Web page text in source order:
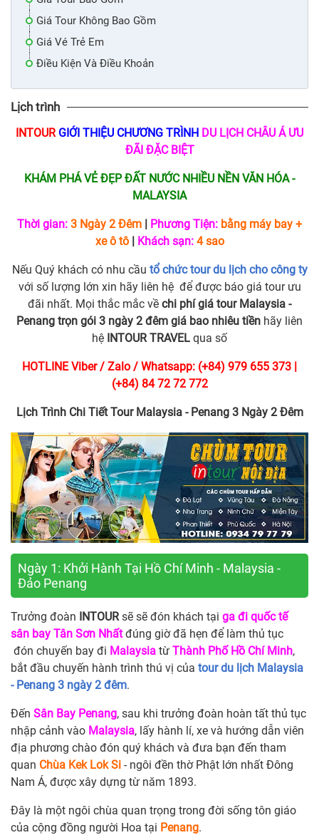
Giá Tour Không Bao Gồm
Giá Vé Trẻ Em
Điều Kiện Và Điều Khoản
Lịch trình
INTOUR GIỚI THIỆU CHƯƠNG TRÌNH DU LỊCH CHÂU Á ƯU
ĐÃI ĐẶC BIỆT
KHÁM PHÁ VẺ ĐẸP ĐẤT NƯỚC NHIỀU NỀN VĂN HÓA -
MALAYSIA
Thời gian: 3 Ngày 2 Đêm Phương Tiện: bằng máy bay +
xe ô tô| Khách sạn: 4 sao
Nếu Quý khách có nhu cầu tổ chức tour du lịch cho công ty
với số lượng lớn xin hãy liên hệ để được báo giá tour ưu
đãi nhất. Mọi thắc mắc về chi phí giá tour Malaysia -
Penang trọn gói 3 ngày 2 đêm giá bao nhiêu tiền hãy liên
hệ INTOUR TRAVEL qua số
HOTLINE Viber / Zalo / Whatsapp: (+84) 979 655 373 |
(+84) 84 72 72 772
Lịch Trình Chi Tiết Tour Malaysia - Penang 3 Ngày 2 Đêm
Ngày 1: Khởi Hành Tại Hồ Chí Minh - Malaysia -
Đảo Penang
Trưởng đoàn INTOURsẽ sẽ đón khách tại ga đi quốc tế
sân bay Tân Sơn Nhấtđúng giờ đã hẹn để làm thủ tục
đón chuyến bay đi Malaysia từ Thành Phố Hồ Chí Minh,
bắt đầu chuyến hành trình thú vị của tour du lịch Malaysia
- Penang 3 ngày 2 đêm.
Đến Sân Bay Penang, sau khi trưởng đoàn hoàn tất thủ tục
nhập cảnh vào Malaysia, lấy hành lí, xe và hướng dẫn viên
địa phương chào đón quý khách và đưa bạn đến tham
quan Chùa Kek Lok Si - ngôi đền thờ Phật lớn nhất Đông
Nam Á, được xây dựng từ năm 1893.
Đây là một ngôi chùa quan trọng trong đời sống tôn giáo
của cộng đồng người Hoa tại Penang.